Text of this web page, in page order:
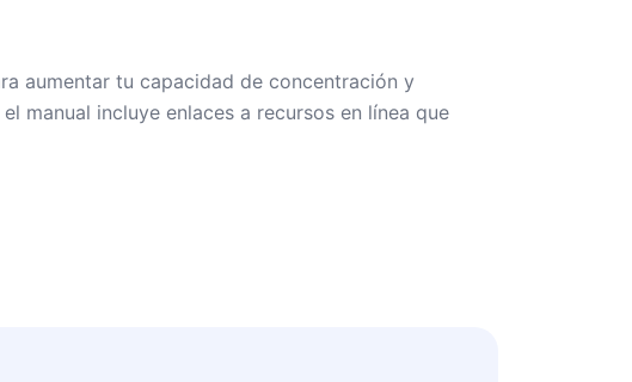
aumentar tu capacidad de concentración y
manual incluye enlaces a recursos en línea que